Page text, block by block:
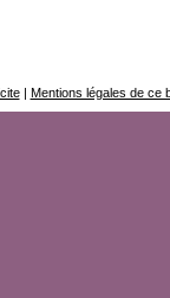
| Mentions légales de ce